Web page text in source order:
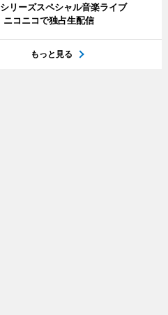
リーズスペシャル音楽ライブ
コニコで独占生配信
もっと見る